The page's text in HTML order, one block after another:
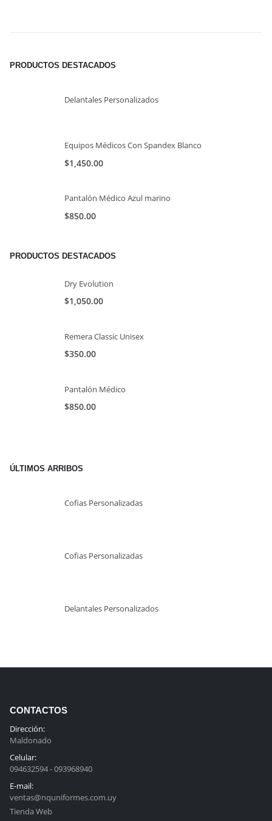
PRODUCTOS DESTACADOS
Delantales Personalizados
Equipos Médicos Con Spandex Blanco
$1,450.00
Pantalón Médico Azul marino
$850.00
PRODUCTOS DESTACADOS
Dry Evolution
$1,050.00
Remera Classic Unisex
$350.00
Pantalón Médico
$850.00
ÚLTIMOS ARRIBOS
Cofias Personalizadas
Cofias Personalizadas
Delantales Personalizados
CONTACTOS
Dirección:
Maldonado
Celular:
094632594 - 093968940
E-mail:
ventas@nquniformes.com.uy
Tienda Web